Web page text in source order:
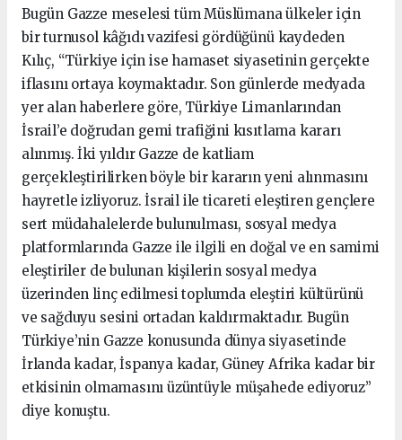
Bugün Gazze meselesi tüm Müslümana ülkeler için
bir turnusol kâğıdı vazifesi gördüğünü kaydeden
Kılıç, “Türkiye için ise hamaset siyasetinin gerçekte
iflasını ortaya koymaktadır. Son günlerde medyada
yer alan haberlere göre, Türkiye Limanlarından
İsrail’e doğrudan gemi trafiğini kısıtlama kararı
alınmış. İki yıldır Gazze de katliam
gerçekleştirilirken böyle bir kararın yeni alınmasını
hayretle izliyoruz. İsrail ile ticareti eleştiren gençlere
sert müdahalelerde bulunulması, sosyal medya
platformlarında Gazze ile ilgili en doğal ve en samimi
eleştiriler de bulunan kişilerin sosyal medya
üzerinden linç edilmesi toplumda eleştiri kültürünü
ve sağduyu sesini ortadan kaldırmaktadır. Bugün
Türkiye’nin Gazze konusunda dünya siyasetinde
İrlanda kadar, İspanya kadar, Güney Afrika kadar bir
etkisinin olmamasını üzüntüyle müşahede ediyoruz”
diye konuştu.